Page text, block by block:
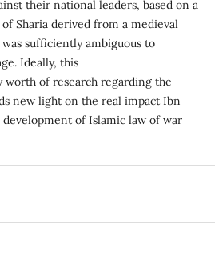
their national leaders, based on a
Sharia derived from a medieval
sufficiently ambiguous to
Ideally, this
of research regarding the
new light on the real impact Ibn
development of Islamic law of war